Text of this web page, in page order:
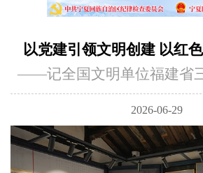
以党建引领文明创建 以红
——记全国文明单位福建省
2026-06-29